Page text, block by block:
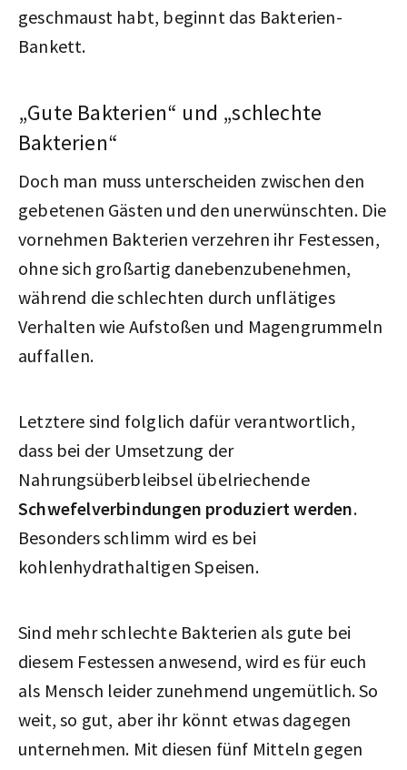
geschmaust habt, beginnt das Bakterien-
Bankett.
„Gute Bakterien“ und „schlechte
Bakterien“
Doch man muss unterscheiden zwischen den
gebetenen Gästen und den unerwünschten. Die
vornehmen Bakterien verzehren ihr Festessen,
ohne sich großartig danebenzubenehmen,
während die schlechten durch unflätiges
Verhalten wie Aufstoßen und Magengrummeln
auffallen.
Letztere sind folglich dafür verantwortlich,
dass bei der Umsetzung der
Nahrungsüberbleibsel übelriechende
Schwefelverbindungen produziert werden.
Besonders schlimm wird es bei
kohlenhydrathaltigen Speisen.
Sind mehr schlechte Bakterien als gute bei
diesem Festessen anwesend, wird es für euch
als Mensch leider zunehmend ungemütlich. So
weit, so gut, aber ihr könnt etwas dagegen
unternehmen. Mit diesen fünf Mitteln gegen